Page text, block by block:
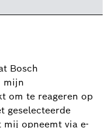
Bosch
mijn
om te reageren op
geselecteerde
opneemt via e-